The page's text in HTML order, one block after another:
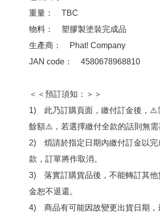
重量：　TBC
物料：　塑膠製塗裝完成品
生產商：　Phat! Company
JAN code：　4580678968810
＜＜預訂須知：＞＞
1)　此乃訂購頁面，繳付訂金後，⚠️
餘額⚠️，若選擇繳付全款的話則無需
2)　煩請於指定日期內繳付訂金以
款，訂單將作取消。
3)　落實訂購貨品後，不能轉訂其
金恕不退還。
4)　商品有可能因故變更出貨日期